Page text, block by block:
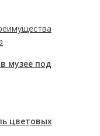
музее под
цветовых